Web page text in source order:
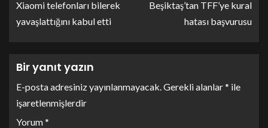
Xiaomi telefonları bilerek
yavaşlattığını kabul etti
Beşiktaş’tan TFF’ye kural
hatası başvurusu
Bir yanıt yazın
E-posta adresiniz yayınlanmayacak. Gerekli alanlar* ile
işaretlenmişlerdir
Yorum*